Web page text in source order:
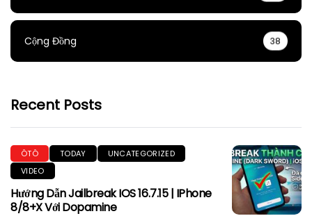
Cộng Đồng 38
Recent Posts
ÔTÔ TODAY
UNCATEGORIZED
VIDEO
Hướng Dẫn Jailbreak IOS 16.7.15 | IPhone
8/8+X Với Dopamine